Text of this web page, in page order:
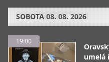
SOBOTA 08. 08. 2026
19:00
umelá